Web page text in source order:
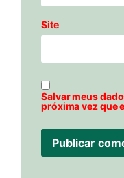
Site
Salvar meus
próxima vez que